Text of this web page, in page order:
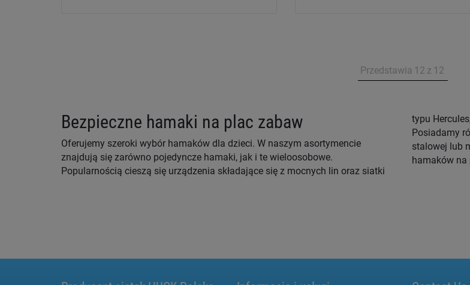
Przedstawia 12 z 12
Bezpieczne hamaki na plac zabaw
Oferujemy szeroki wybór hamaków dla dzieci. W naszym asortymencie
znajdują się zarówno pojedyncze hamaki, jak i te wieloosobowe.
Popularnością cieszą się urządzenia składające się z mocnych lin oraz siatki
typu
Posiadamy
stalowej lub
hamaków na